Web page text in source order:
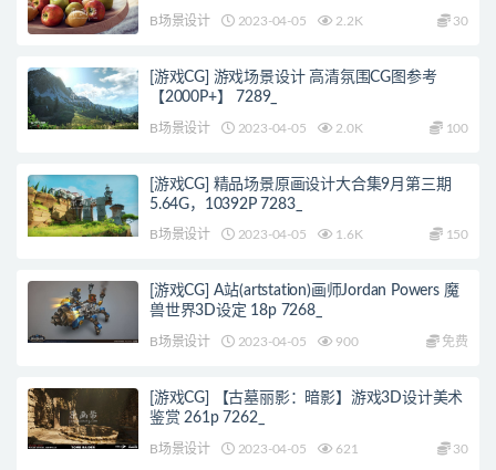
B场景设计 2023-04-05 2.2K 30
[游戏CG] 游戏场景设计 高清氛围CG图参考
【2000P+】 7289_
B场景设计 2023-04-05 2.0K 100
[游戏CG] 精品场景原画设计大合集9月第三期
5.64G，10392P 7283_
B场景设计 2023-04-05 1.6K 150
[游戏CG] A站(artstation)画师Jordan Powers 魔
兽世界3D设定 18p 7268_
B场景设计 2023-04-05 900 免费
[游戏CG] 【古墓丽影：暗影】游戏3D设计美术
鉴赏 261p 7262_
B场景设计 2023-04-05 621 30